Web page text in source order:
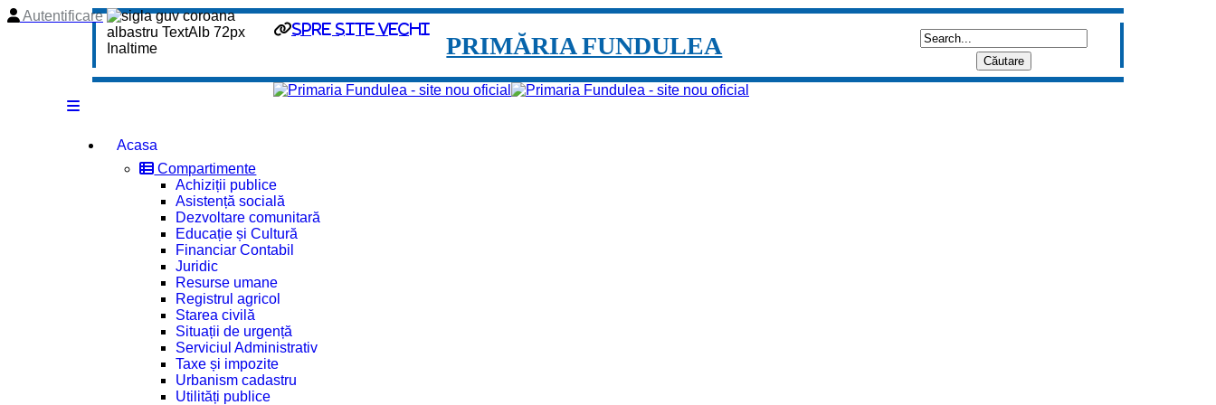
spre site vechi
Autentificare
PRIMĂRIA FUNDULEA
Acasa
Compartimente
Achiziții publice
Asistență socială
Dezvoltare comunitară
Educație și Cultură
Financiar Contabil
Juridic
Resurse umane
Registrul agricol
Starea civilă
Situații de urgență
Serviciul Administrativ
Taxe și impozite
Urbanism cadastru
Utilități publice